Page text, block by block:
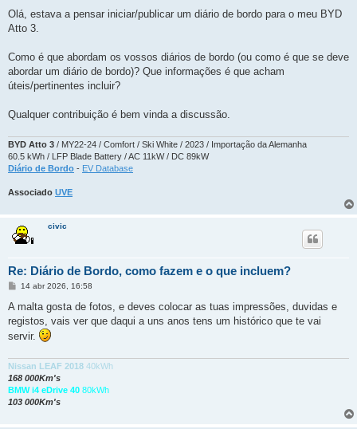
n
a
m
Olá, estava a pensar iniciar/publicar um diário de bordo para o meu BYD
Atto 3.
Como é que abordam os vossos diários de bordo (ou como é que se deve
abordar um diário de bordo)? Que informações é que acham
úteis/pertinentes incluir?
Qualquer contribuição é bem vinda a discussão.
BYD Atto 3 / MY22-24 / Comfort / Ski White / 2023 / Importação da Alemanha
60.5 kWh / LFP Blade Battery / AC 11kW / DC 89kW
Diário de Bordo - EV Database
Associado UVE
civic
Re: Diário de Bordo, como fazem e o que incluem?
M
n
a
g
e
14 abr 2026, 16:58
A malta gosta de fotos, e deves colocar as tuas impressões, duvidas e
registos, vais ver que daqui a uns anos tens um histórico que te vai
servir.
Nissan LEAF 2018 40kWh
168 000Km's
BMW i4 eDrive 40 80kWh
103 000Km's